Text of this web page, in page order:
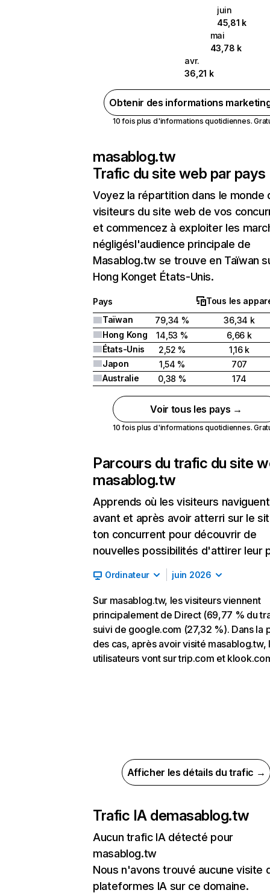
juin
45,81 k
mai
43,78 k
avr.
36,21 k
Obtenir des informations
10 fois plus d'informations quotidiennes.
masablog.tw
Trafic du site web par pays
Voyez la répartition dans le monde
visiteurs du site web de vos
et commencez à exploiter les
négligésl'audience principale de
Masablog.tw se trouve en Taïwan
Hong Konget États-Unis.
Pays
Tous les
Taïwan
79,34 %
36,34 k
Hong Kong
14,53 %
6,66 k
États-Unis
2,52 %
1,16 k
Japon
1,54 %
707
Australie
0,38 % 174
Voir tous les pays →
10 fois plus d'informations quotidiennes.
Parcours du trafic du site
masablog.tw
Apprends où les visiteurs naviguent
avant et après avoir atterri sur le
ton concurrent pour découvrir de
nouvelles possibilités d'attirer leur
Ordinateur juin 2026
Sur masablog.tw, les visiteurs viennent
principalement de Direct (69,77 % du
suivi de google.com (27,32 %). Dans la
des cas, après avoir visité masablog.tw,
utilisateurs vont sur trip.com et
Afficher les détails du trafic →
Trafic IA demasablog.tw
Aucun trafic IA détecté pour
masablog.tw
Nous n'avons trouvé aucune visite
plateformes IA sur ce domaine.